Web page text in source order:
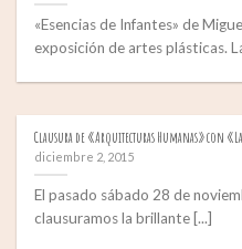
«Esencias de Infantes» de
exposición de artes plásticas.
Clausura de «Arquitecturas Humanas» con
diciembre 2, 2015
El pasado sábado 28 de
clausuramos la brillante [...]